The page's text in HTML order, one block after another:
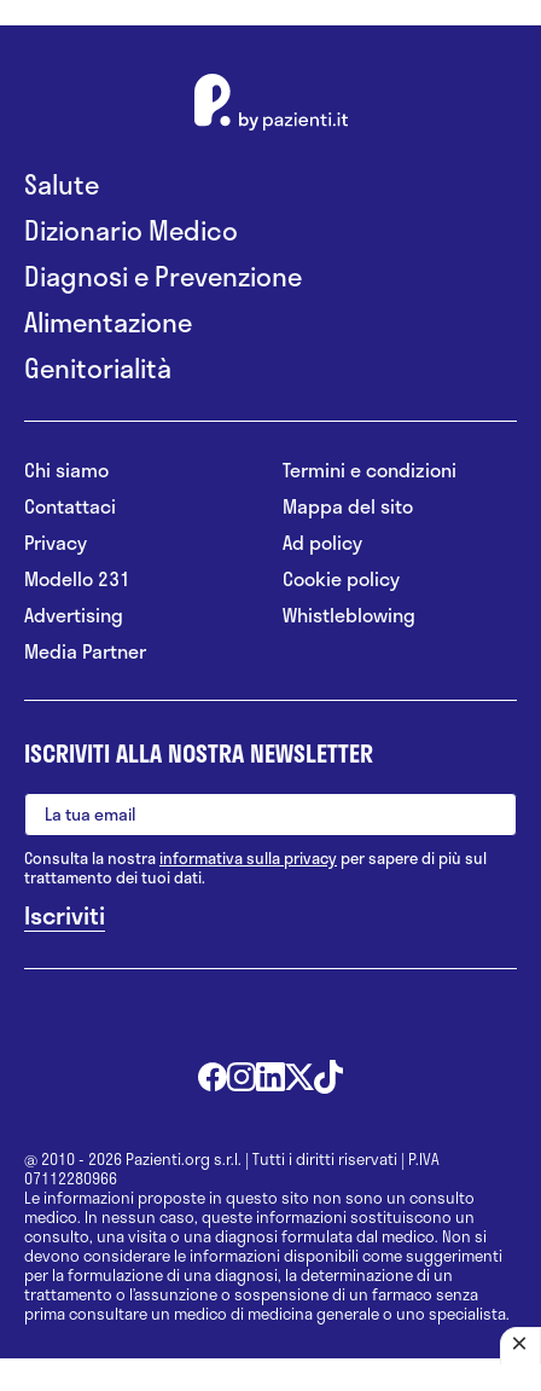
Salute
Dizionario Medico
Diagnosi e Prevenzione
Alimentazione
Genitorialità
Chi siamo
Contattaci
Privacy
Modello 231
Advertising
Media Partner
Termini e condizioni
Mappa del sito
Ad policy
Cookie policy
Whistleblowing
ISCRIVITI ALLA NOSTRA NEWSLETTER
Consulta la nostrainformativa sulla privacy per sapere di più sul
trattamento dei tuoi dati.
@ 2010 - 2026 Pazienti.org s.r.l. | Tutti i diritti riservati | P.IVA
07112280966
Le informazioni proposte in questo sito non sono un consulto
medico. In nessun caso, queste informazioni sostituiscono un
consulto, una visita o una diagnosi formulata dal medico. Non si
devono considerare le informazioni disponibili come suggerimenti
per la formulazione di una diagnosi, la determinazione di un
trattamento o l’assunzione o sospensione di un farmaco senza
prima consultare un medico di medicina generale o uno specialista.